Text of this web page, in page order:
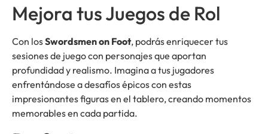
Mejora tus Juegos de Rol
Con losSwordsmen on Foot, podrás enriquecer tus
sesiones de juego con personajes que aportan
profundidad y realismo. Imagina a tus jugadores
enfrentándose a desafíos épicos con estas
impresionantes figuras en el tablero, creando momentos
memorables en cada partida.